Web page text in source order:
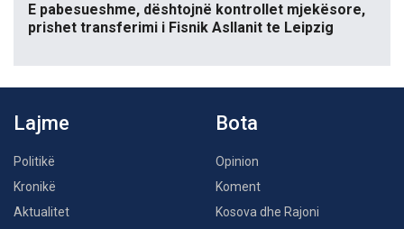
E pabesueshme, dështojnë kontrollet mjekësore,
prishet transferimi i Fisnik Asllanit te Leipzig
Lajme
Politikë
Kronikë
Aktualitet
Bota
Opinion
Koment
Kosova dhe Rajoni